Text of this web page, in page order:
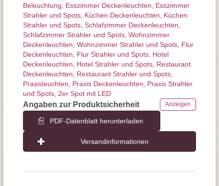
Beleuchtung
Esszimmer Deckenleuchten
Esszimmer
Strahler und Spots Küchen Deckenleuchten
Küchen
Strahler und Spots Schlafzimmer Deckenleuchten
Schlafzimmer Strahler und Spots Wohnzimmer
Deckenleuchten Wohnzimmer Strahler und Spots Flur
Deckenleuchten
Flur Strahler und Spots Hotel
Deckenleuchten
Hotel Strahler und Spots Restaurant
Deckenleuchten
Restaurant Strahler und Spots
Praxisleuchten
Praxis Deckenleuchten
Praxis Strahler
und Spots 2er Spot mit LED
Angaben zur Produktsicherheit Anzeigen
PDF-Datenblatt herunterladen
Versandinformationen